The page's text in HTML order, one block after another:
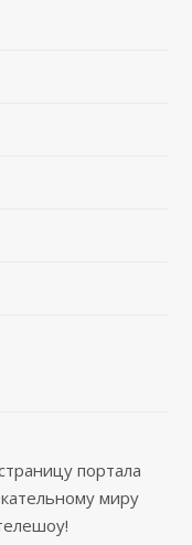
портала
миру